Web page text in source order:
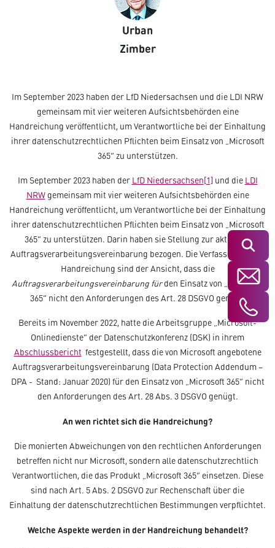
Suchen
Urban
Zimber
Im September 2023 haben der LfD Niedersachsen und die LDI NRW
gemeinsam mit vier weiteren Aufsichtsbehörden eine
Handreichung veröffentlicht, um Verantwortliche bei der Einhaltung
ihrer datenschutzrechtlichen Pflichten beim Einsatz von „Microsoft
365“ zu unterstützen.
Im September 2023 haben der LfD Niedersachsen[1]und die LDI
NRWgemeinsam mit vier weiteren Aufsichtsbehörden eine
Handreichung veröffentlicht, um Verantwortliche bei der Einhaltung
ihrer datenschutzrechtlichen Pflichten beim Einsatz von „Microsoft
365“ zu unterstützen. Darin haben sie Stellung zur aktuellen
Auftragsverarbeitungsvereinbarung bezogen. Die Verfassenden der
Handreichung sind der Ansicht, dass die
Auftragsverarbeitungsvereinbarung fürden Einsatz von „Microsoft
365“ nicht den Anforderungen des Art. 28 DSGVO genügt.
Bereits im November 2022, hatte die Arbeitsgruppe „Microsoft-
Onlinedienste“ der Datenschutzkonferenz (DSK) in ihrem
Abschlussbericht festgestellt, dass die von Microsoft angebotene
Auftragsverarbeitungsvereinbarung (Data Protection Addendum –
DPA - Stand: Januar 2020) für den Einsatz von „Microsoft 365“ nicht
den Anforderungen des Art. 28 Abs. 3 DSGVO genügt.
An wen richtet sich die Handreichung?
Die monierten Abweichungen von den rechtlichen Anforderungen
betreffen nicht nur Microsoft, sondern alle datenschutzrechtlich
Verantwortlichen, die das Produkt „Microsoft 365“ einsetzen. Diese
sind nach Art. 5 Abs. 2 DSGVO zur Rechenschaft über die
Einhaltung der datenschutzrechtlichen Bestimmungen verpflichtet.
Welche Aspekte werden in der Handreichung behandelt?